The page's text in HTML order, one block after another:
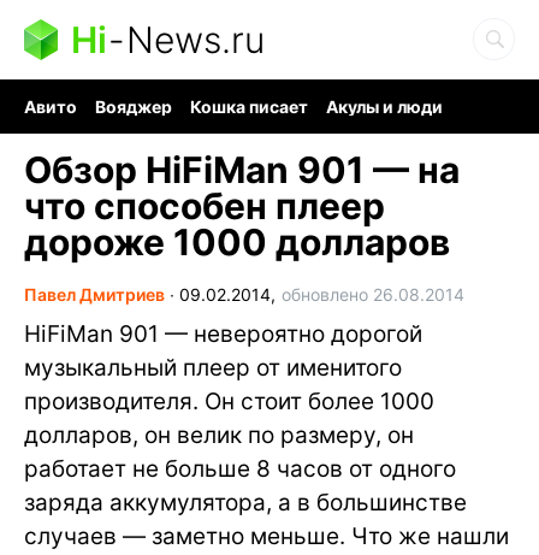
Hi-News.ru
Авито Вояджер Кошка писает
Акулы и люди
Обзор HiFiMan 901 — на
что способен плеер
дороже 1000 долларов
Павел Дмитриев ∙ 09.02.2014, обновлено 26.08.2014
HiFiMan 901 — невероятно дорогой
музыкальный плеер от именитого
производителя. Он стоит более 1000
долларов, он велик по размеру, он
работает не больше 8 часов от одного
заряда аккумулятора, а в большинстве
случаев — заметно меньше. Что же нашли